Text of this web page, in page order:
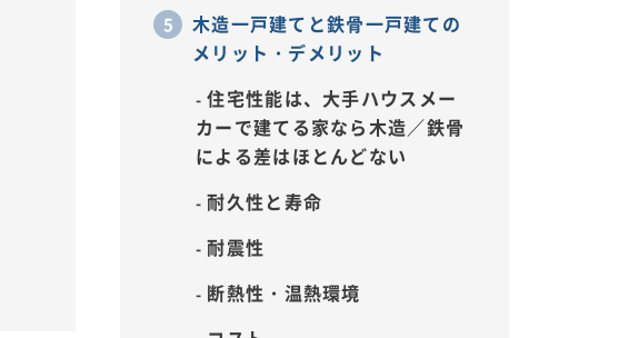
木造一戸建てと鉄骨一戸建ての
メリット・デメリット
住宅性能は、大手ハウスメー
カーで建てる家なら木造／鉄骨
による差はほとんどない
耐久性と寿命
耐震性
断熱性・温熱環境